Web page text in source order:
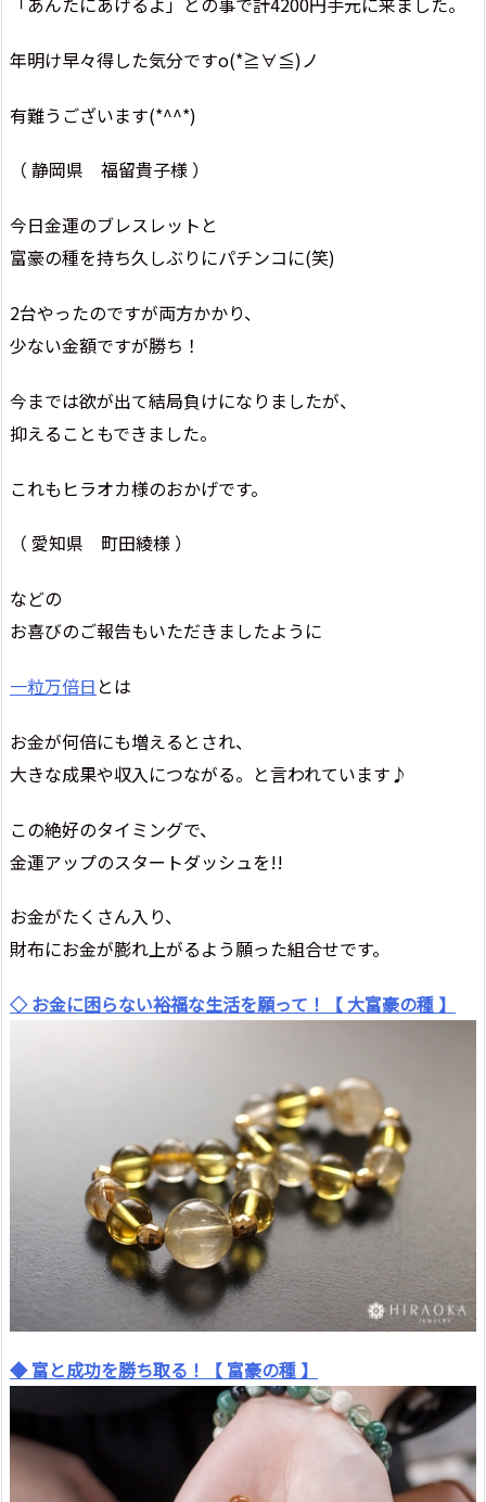
年明け早々得した気分ですo(*≧∀≦)ノ
有難うございます(*^^*)
（ 静岡県 福留貴子様 ）
今日金運のブレスレットと
富豪の種を持ち久しぶりにパチンコに(笑)
2台やったのですが両方かかり、
少ない金額ですが勝ち！
今までは欲が出て結局負けになりましたが、
抑えることもできました。
これもヒラオカ様のおかげです。
（ 愛知県 町田綾様 ）
などの
お喜びのご報告もいただきましたように
一粒万倍日 とは
お金が何倍にも増えるとされ、
大きな成果や収入につながる。と言われています♪
この絶好のタイミングで、
金運アップのスタートダッシュを!!
お金がたくさん入り、
財布にお金が膨れ上がるよう願った組合せです。
◇ お金に困らない裕福な生活を願って！【 大富豪の種 】
◆ 富と成功を勝ち取る！【 富豪の種 】